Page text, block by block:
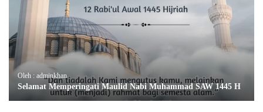
Oleh : adminkhan
Selamat Memperingati Maulid Nabi Muhammad SAW 1445 H